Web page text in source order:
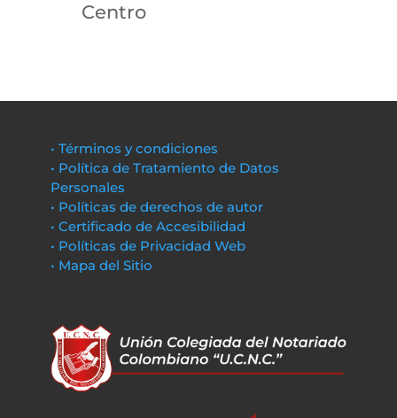
Centro
• Términos y condiciones
• Política de Tratamiento de Datos
Personales
• Políticas de derechos de autor
• Certificado de Accesibilidad
• Políticas de Privacidad Web
• Mapa del Sitio